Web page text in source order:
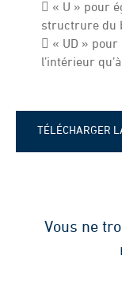
 « U » pour
structrure du
 « UD »
l’intérieur
TÉLÉCHARGER
Vous ne